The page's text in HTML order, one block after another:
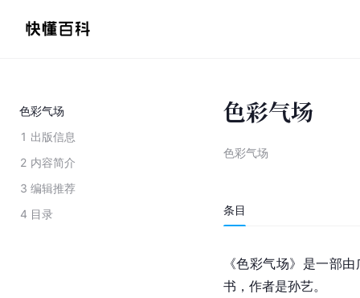
色彩气场
1 出版信息
2 内容简介
3 编辑推荐
4 目录
色彩气场
色彩气场
条目
《色彩气场》是一部由
书，作者是孙艺。